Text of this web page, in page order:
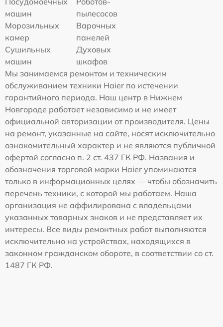
машин
пылесосов
Морозильных
камер
Варочных
панелей
Сушильных
машин
Духовых
шкафов
Мы занимаемся ремонтом и техническим
обслуживанием техники Haier по истечении
гарантийного периода. Наш центр в Нижнем
Новгороде работает независимо и не имеет
официальной авторизации от производителя. Цены
на ремонт, указанные на сайте, носят исключительно
ознакомительный характер и не являются публичной
офертой согласно п. 2 ст. 437 ГК РФ. Названия и
обозначения торговой марки Haier упоминаются
только в информационных целях — чтобы обозначить
перечень техники, с которой мы работаем. Наша
организация не аффилирована с владельцами
указанных товарных знаков и не представляет их
интересы. Все виды ремонтных работ выполняются
исключительно на устройствах, находящихся в
законном гражданском обороте, в соответствии со ст.
1487 ГК РФ.